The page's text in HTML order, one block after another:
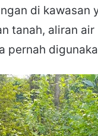
di kawasan
tanah, aliran
pernah